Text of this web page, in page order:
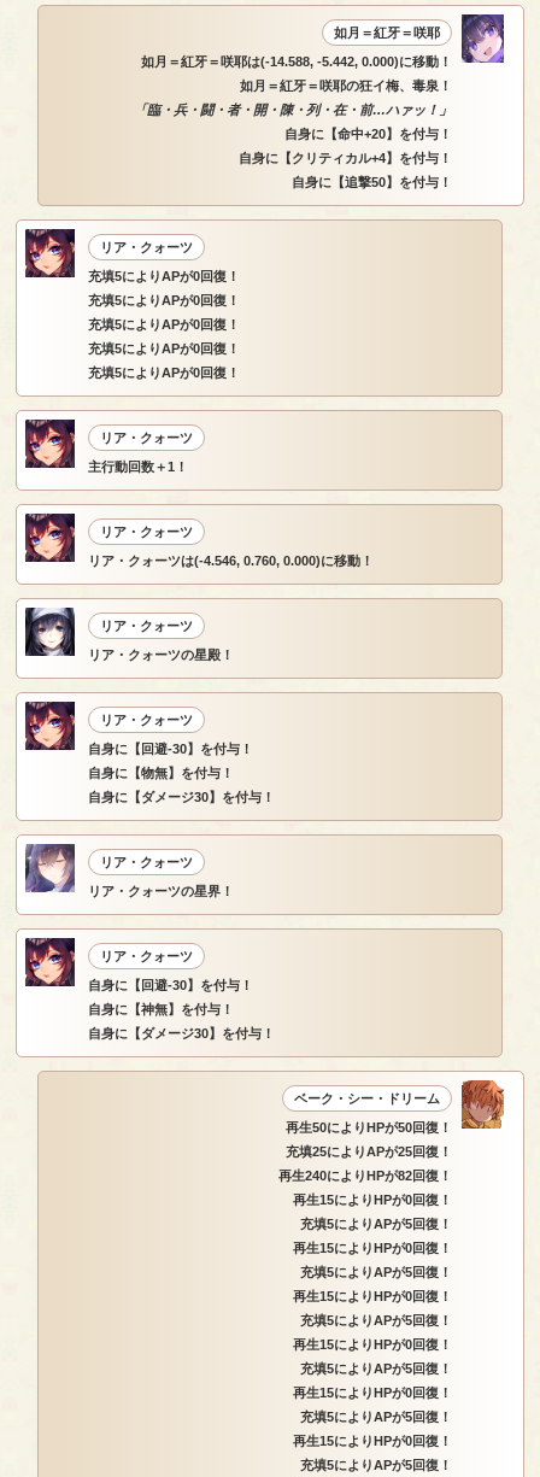
如月＝紅牙＝咲耶
如月＝紅牙＝咲耶は(-14.588, -5.442, 0.000)に移動！
如月＝紅牙＝咲耶の狂イ梅、毒泉！
「臨・兵・闘・者・開・陳・列・在・前…ハァッ！」
自身に【命中+20】を付与！
自身に【クリティカル+4】を付与！
自身に【追撃50】を付与！
リア・クォーツ
充填5によりAPが0回復！
充填5によりAPが0回復！
充填5によりAPが0回復！
充填5によりAPが0回復！
充填5によりAPが0回復！
リア・クォーツ
主行動回数＋1！
リア・クォーツ
リア・クォーツは(-4.546, 0.760, 0.000)に移動！
リア・クォーツ
リア・クォーツの星殿！
リア・クォーツ
自身に【回避-30】を付与！
自身に【物無】を付与！
自身に【ダメージ30】を付与！
リア・クォーツ
リア・クォーツの星界！
リア・クォーツ
自身に【回避-30】を付与！
自身に【神無】を付与！
自身に【ダメージ30】を付与！
ベーク・シー・ドリーム
再生50によりHPが50回復！
充填25によりAPが25回復！
再生240によりHPが82回復！
再生15によりHPが0回復！
充填5によりAPが5回復！
再生15によりHPが0回復！
充填5によりAPが5回復！
再生15によりHPが0回復！
充填5によりAPが5回復！
再生15によりHPが0回復！
充填5によりAPが5回復！
再生15によりHPが0回復！
充填5によりAPが5回復！
再生15によりHPが0回復！
充填5によりAPが5回復！